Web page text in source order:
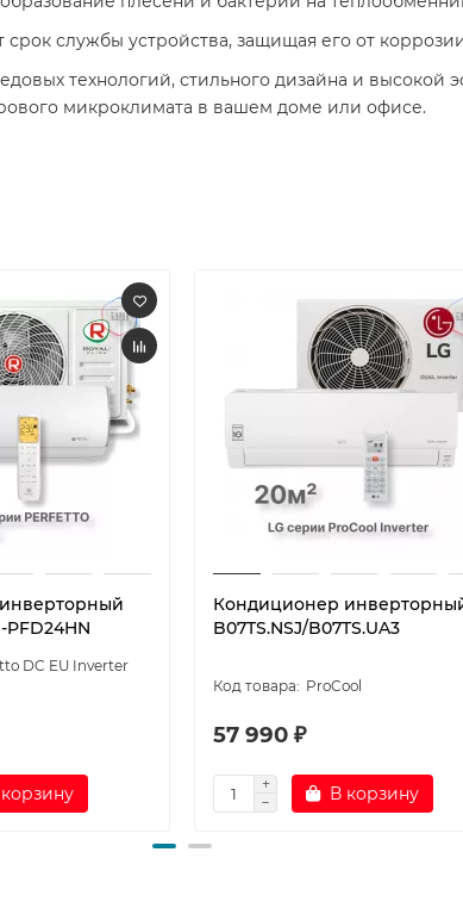
срок службы устройства, защищая его от
технологий, стильного дизайна и
микроклимата в вашем доме или офисе.
PFD24HN
DC EU Inverter
Кондиционер
B07TS.NSJ/B07TS.UA3
ProCool
57 990 ₽
В корзину